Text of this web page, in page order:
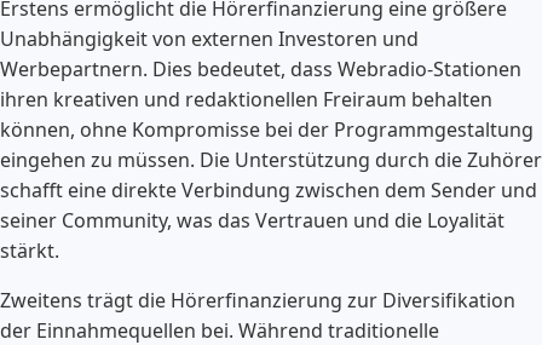
Erstens ermöglicht die Hörerfinanzierung eine größere
Unabhängigkeit von externen Investoren und
Werbepartnern. Dies bedeutet, dass Webradio-Stationen
ihren kreativen und redaktionellen Freiraum behalten
können, ohne Kompromisse bei der Programmgestaltung
eingehen zu müssen. Die Unterstützung durch die Zuhörer
schafft eine direkte Verbindung zwischen dem Sender und
seiner Community, was das Vertrauen und die Loyalität
stärkt.
Zweitens trägt die Hörerfinanzierung zur Diversifikation
der Einnahmequellen bei. Während traditionelle